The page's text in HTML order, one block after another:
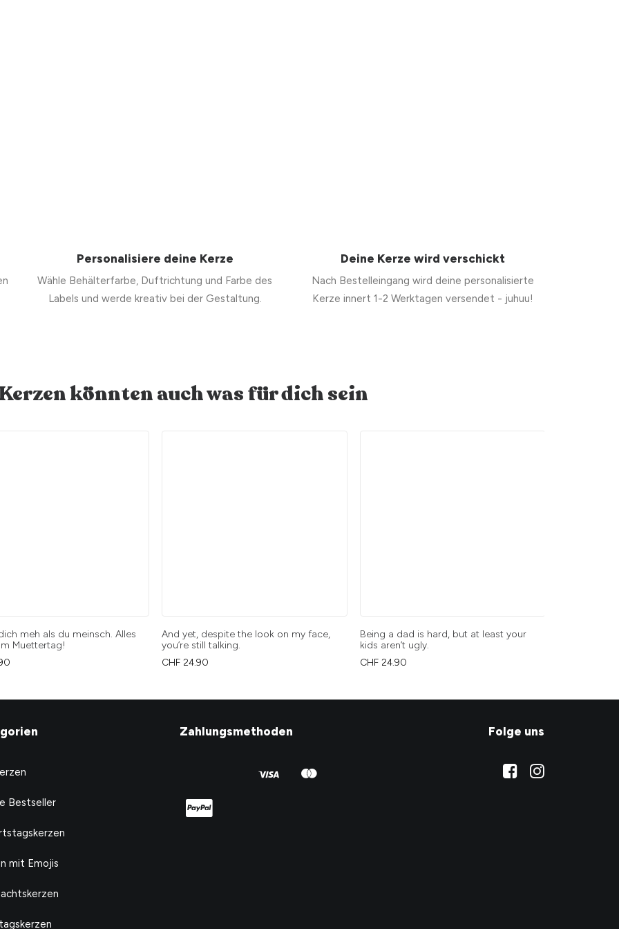
Personalisiere deine Kerze
Wähle Behälterfarbe, Duftrichtung und Farbe des
Labels und werde kreativ bei der Gestaltung.
Deine Kerze wird verschickt
Nach Bestelleingang wird deine personalisierte
Kerze innert 1-2 Werktagen versendet - juhuu!
könnten auch was für dich sein
meh als du meinsch. Alles
Muettertag!
And yet, despite the look on my face,
you’re still talking.
CHF 24.90
Being a dad is hard, but at least your
kids aren’t ugly.
CHF 24.90
Bestseller
mit Emojis
Zahlungsmethoden Folge uns